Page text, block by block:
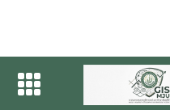
ข่าวสารกิจกรรม
ข่าวสารกิจกรรม